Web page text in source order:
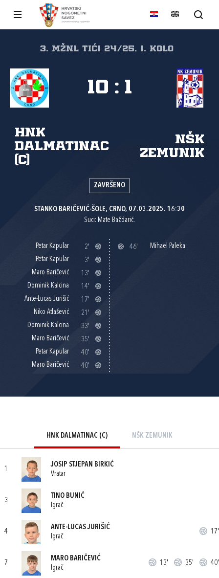
3. MŽNL TIĆI 24/25, 1. kolo
HNK
Dalmatinac
(C)
NŠK
Zemunik
10 : 1
ZAVRŠENO
STANKO BARIČEVIĆ-ŠOLE, CRNO, 07.03.2025. 16:30
Suci: Mate Baždarić.
Petar Kapular
2'
Petar Kapular
3'
Maro Baričević
13'
Dominik Kalcina
14'
Ante-Lucas Jurišić
17'
Niko Atlašević
21'
Dominik Kalcina
33'
Maro Baričević
35'
Petar Kapular
40'
Maro Baričević
40'
46' Mihael Paleka
HNK DALMATINAC (C) NŠK ZEMUNIK
1
JOSIP STJEPAN BIRKIĆ
Vratar
3
TINO BUNIĆ
Igrač
4
ANTE-LUCAS JURIŠIĆ
Igrač
17'
7
MARO BARIČEVIĆ
Igrač
13' 35' 40'